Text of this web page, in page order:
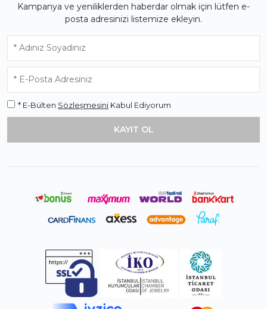
Kampanya ve yeniliklerden haberdar olmak için lütfen e-
posta adresinizi listemize ekleyin.
* E-Bülten Sözleşmesini Kabul Ediyorum